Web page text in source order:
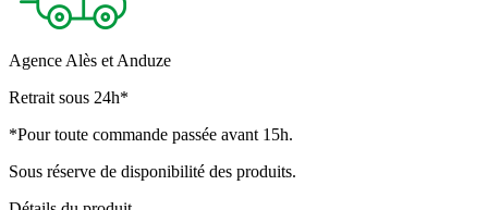
Agence Alès et Anduze
Retrait sous 24h*
*Pour toute commande passée avant 15h.
Sous réserve de disponibilité des produits.